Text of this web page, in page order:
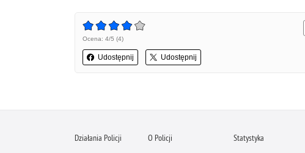
Ocena: 4/5 (4)
Udostępnij Udostępnij
Działania Policji O Policji Statystyka